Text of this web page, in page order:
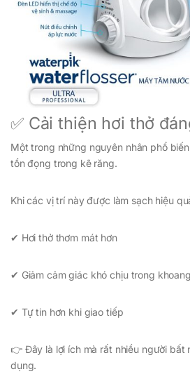
✅ Cải thiện hơi thở
Một trong những nguyên nhân phổ
tồn đọng trong kẽ răng.
Khi các vị trí này được làm sạch hiệu
✔ Hơi thở thơm mát hơn
✔ Giảm cảm giác khó chịu trong
✔ Tự tin hơn khi giao tiếp
👉 Đây là lợi ích mà rất nhiều người bất
dụng.